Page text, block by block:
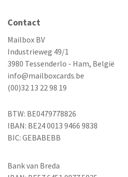
Contact
Mailbox BV
Industrieweg 49/1
3980 Tessenderlo - Ham, België
info@mailboxcards.be
(00)32 13 22 98 19
BTW: BE0479778826
IBAN: BE24 0013 9466 9838
BIC: GEBABEBB
Bank van Breda